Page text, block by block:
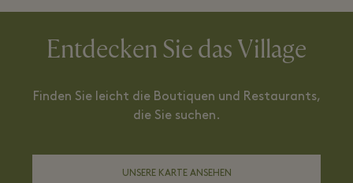
Entdecken Sie das Village
Finden Sie leicht die Boutiquen und Restaurants,
die Sie suchen.
UNSERE KARTE ANSEHEN